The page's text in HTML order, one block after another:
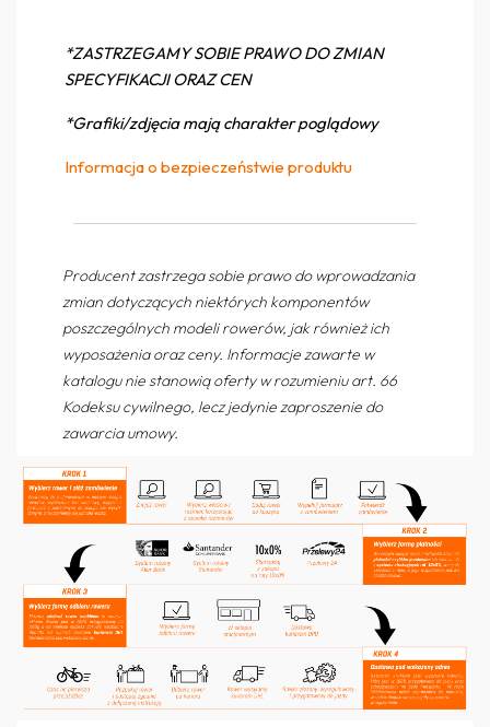
*ZASTRZEGAMY SOBIE PRAWO DO ZMIAN
SPECYFIKACJI ORAZ CEN
*Grafiki/zdjęcia mają charakter poglądowy
Informacja o bezpieczeństwie produktu
Producent zastrzega sobie prawo do wprowadzania
zmian dotyczących niektórych komponentów
poszczególnych modeli rowerów, jak również ich
wyposażenia oraz ceny. Informacje zawarte w
katalogu nie stanowią oferty w rozumieniu art. 66
Kodeksu cywilnego, lecz jedynie zaproszenie do
zawarcia umowy.